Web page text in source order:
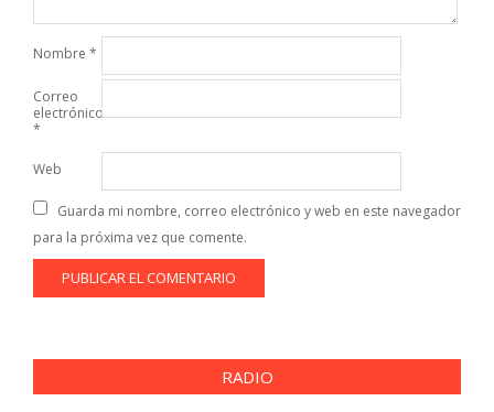
Nombre *
Correo
electrónico
*
Web
Guarda mi nombre, correo electrónico y web en este navegador
para la próxima vez que comente.
RADIO